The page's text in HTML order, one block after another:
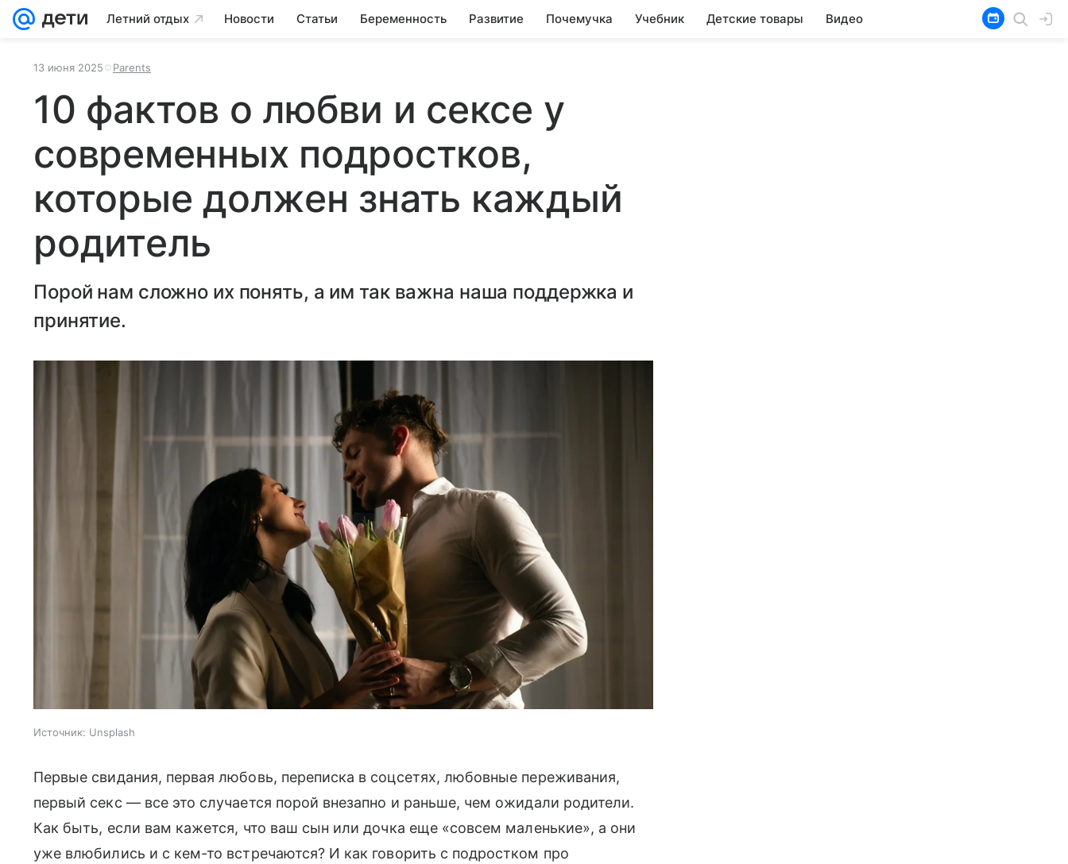
Летний отдых Новости Статьи Беременность Развитие Почемучка Учебник Детские товары Видео
13 июня 2025 Parents
10 фактов о любви и сексе у
современных подростков,
которые должен знать каждый
родитель
Порой нам сложно их понять, а им так важна наша поддержка и
принятие.
Источник: Unsplash
Первые свидания, первая любовь, переписка в соцсетях, любовные переживания,
первый секс — все это случается порой внезапно и раньше, чем ожидали родители.
Как быть, если вам кажется, что ваш сын или дочка еще «совсем маленькие», а они
уже влюбились и с кем-то встречаются? И как говорить с подростком про